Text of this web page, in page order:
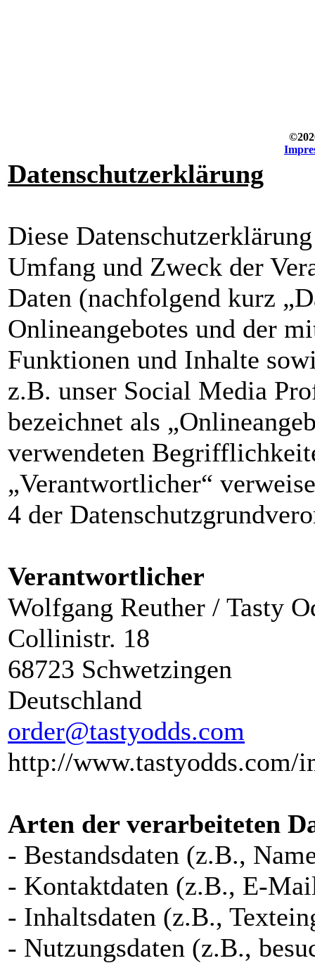
Datenschutzerklärung
Diese
Umfang und Zweck der
Daten (nachfolgend kurz
Onlineangebotes und der
Funktionen und Inhalte
z.B. unser Social Media
bezeichnet als
verwendeten
„Verantwortlicher“
4 der
Verantwortlicher
Wolfgang Reuther / Tasty
Collinistr. 18
68723 Schwetzingen
Deutschland
order@tastyodds.com
http://www.tastyodds.com/
Arten der verarbeiteten
- Bestandsdaten (z.B.,
- Kontaktdaten (z.B., E-
- Inhaltsdaten (z.B.,
- Nutzungsdaten (z.B.,